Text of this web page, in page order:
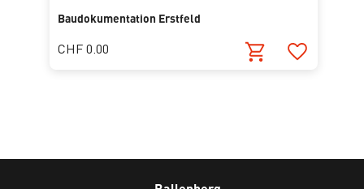
Baudokumentation Erstfeld
CHF 0.00